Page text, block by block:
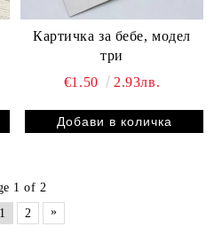
Картичка за бебе, модел
три
€1.50
2.93лв.
1 of 2
1 2 »